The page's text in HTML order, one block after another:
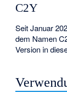
C2Y
Seit Januar
dem Namen
Version in